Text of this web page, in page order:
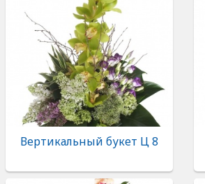
Вертикальный букет Ц 8